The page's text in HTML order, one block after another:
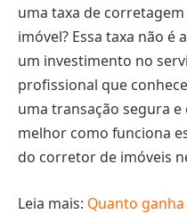
uma taxa de
imóvel? Essa taxa não é
um investimento no
profissional que
uma transação segura
melhor como funciona
do corretor de imóveis
Leia mais: Quanto